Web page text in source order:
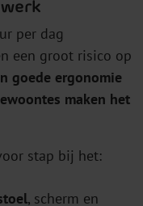
per dag
een groot risico op
goede ergonomie
maken het
stap bij het:
, scherm en